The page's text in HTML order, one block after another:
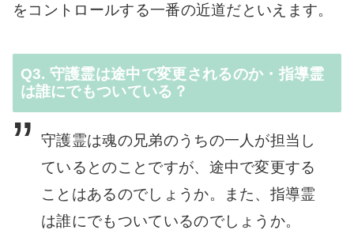
をコントロールする一番の近道だといえます。
Q3. 守護霊は途中で変更されるのか・指導霊
は誰にでもついている？
守護霊は魂の兄弟のうちの一人が担当し
ているとのことですが、途中で変更する
ことはあるのでしょうか。また、指導霊
は誰にでもついているのでしょうか。